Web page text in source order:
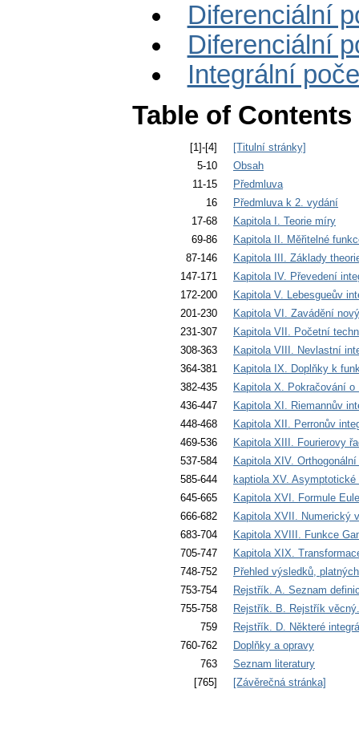
Diferenciální
Diferenciální
Integrální
Table of Contents
[1]-[4]
[Titulní stránky]
5-10
Obsah
11-15
Předmluva
16
Předmluva k 2. vydání
17-68
Kapitola I. Teorie míry
69-86
Kapitola II. Měřitelné
87-146
Kapitola III. Základy
147-171
Kapitola IV. Převedení
172-200
Kapitola V. Lebesgueův
201-230
Kapitola VI. Zavádění
231-307
Kapitola VII. Početní
308-363
Kapitola VIII. Nevlastní
364-381
Kapitola IX. Doplňky k
382-435
Kapitola X. Pokračování
436-447
Kapitola XI. Riemannův
448-468
Kapitola XII. Perronův
469-536
Kapitola XIII. Fourierovy
537-584
Kapitola XIV.
585-644
kaptiola XV. Asymptotické
645-665
Kapitola XVI. Formule
666-682
Kapitola XVII. Numerický
683-704
Kapitola XVIII. Funkce
705-747
Kapitola XIX.
748-752
Přehled výsledků,
753-754
Rejstřík. A. Seznam
755-758
Rejstřík. B. Rejstřík
759
Rejstřík. D. Některé
760-762
Doplňky a opravy
763
Seznam literatury
[765]
[Závěrečná stránka]